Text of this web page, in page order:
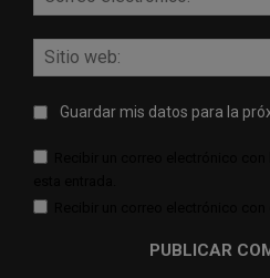
Guardar mis datos para la